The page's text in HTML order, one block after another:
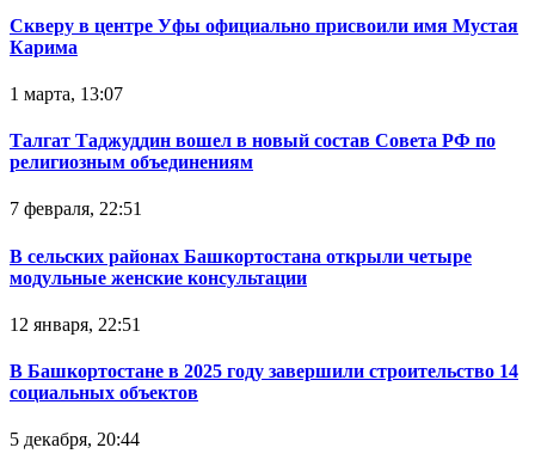
Скверу в центре Уфы официально присвоили имя Мустая
Карима
1 марта, 13:07
Талгат Таджуддин вошел в новый состав Совета РФ по
религиозным объединениям
7 февраля, 22:51
В сельских районах Башкортостана открыли четыре
модульные женские консультации
12 января, 22:51
В Башкортостане в 2025 году завершили строительство 14
социальных объектов
5 декабря, 20:44